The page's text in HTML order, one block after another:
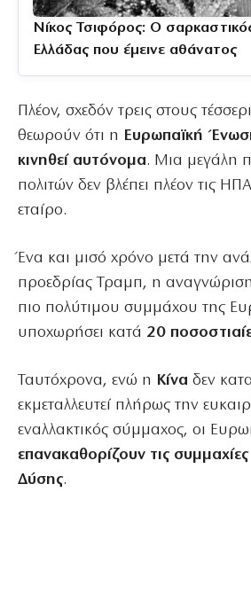
Νίκος Τσιφόρος: Ο
Ελλάδας που έμεινε αθάνατος
Πλέον, σχεδόν τρεις στους
θεωρούν ότι η Ευρωπαϊκή
κινηθεί αυτόνομα. Μια μεγάλη
πολιτών δεν βλέπει πλέον τις
εταίρο.
Ένα και μισό χρόνο μετά την
προεδρίας Τραμπ, η
πιο πολύτιμου συμμάχου της
υποχωρήσει κατά 20
Ταυτόχρονα, ενώ η Κίνα δεν
εκμεταλλευτεί πλήρως την
εναλλακτικός σύμμαχος, οι
επανακαθορίζουν τις
Δύσης.